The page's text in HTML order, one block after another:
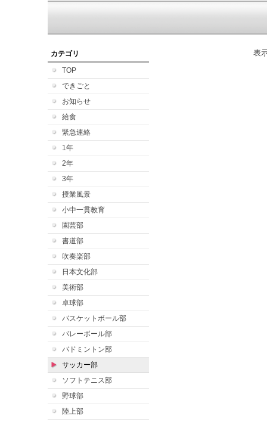
カテゴリ
TOP
できごと
お知らせ
給食
緊急連絡
1年
2年
3年
授業風景
小中一貫教育
園芸部
書道部
吹奏楽部
日本文化部
美術部
卓球部
バスケットボール部
バレーボール部
バドミントン部
サッカー部
ソフトテニス部
野球部
陸上部
表